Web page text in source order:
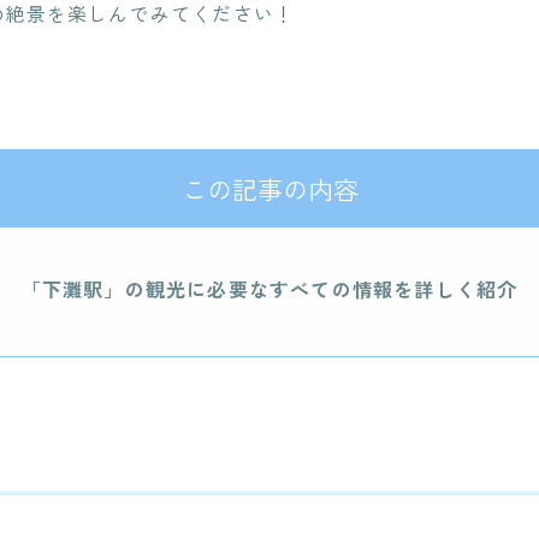
景を楽しんでみてください！
この記事の内容
「下灘駅」の観光に必要なすべての情報を詳しく紹介